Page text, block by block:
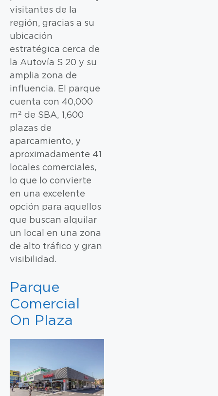
visitantes de la
región, gracias a su
ubicación
estratégica cerca de
la Autovía S 20 y su
amplia zona de
influencia. El parque
cuenta con 40,000
m² de SBA, 1,600
plazas de
aparcamiento, y
aproximadamente 41
locales comerciales,
lo que lo convierte
en una excelente
opción para aquellos
que buscan alquilar
un local en una zona
de alto tráfico y gran
visibilidad.
Parque
Comercial
On Plaza